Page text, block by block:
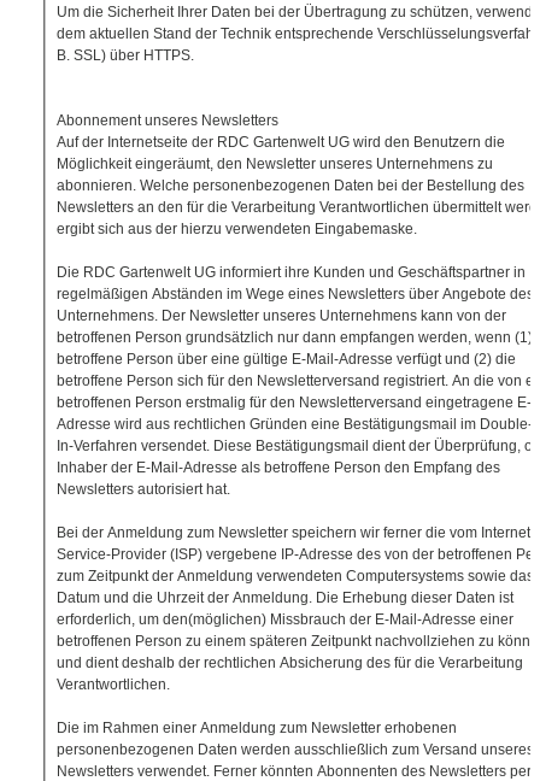
Um die Sicherheit Ihrer Daten bei der Übertragung zu schützen,
dem aktuellen Stand der Technik entsprechende
B. SSL) über HTTPS.
Abonnement unseres Newsletters
Auf der Internetseite der RDC Gartenwelt UG wird den Benutzern die
Möglichkeit eingeräumt, den Newsletter unseres Unternehmens zu
abonnieren. Welche personenbezogenen Daten bei der Bestellung des
Newsletters an den für die Verarbeitung Verantwortlichen übermittelt
ergibt sich aus der hierzu verwendeten Eingabemaske.
Die RDC Gartenwelt UG informiert ihre Kunden und Geschäftspartner in
regelmäßigen Abständen im Wege eines Newsletters über Angebote des
Unternehmens. Der Newsletter unseres Unternehmens kann von der
betroffenen Person grundsätzlich nur dann empfangen werden, wenn (1)
betroffene Person über eine gültige E-Mail-Adresse verfügt und (2) die
betroffene Person sich für den Newsletterversand registriert. An die von
betroffenen Person erstmalig für den Newsletterversand eingetragene E-
Adresse wird aus rechtlichen Gründen eine Bestätigungsmail im Double-
In-Verfahren versendet. Diese Bestätigungsmail dient der Überprüfung,
Inhaber der E-Mail-Adresse als betroffene Person den Empfang des
Newsletters autorisiert hat.
Bei der Anmeldung zum Newsletter speichern wir ferner die vom Internet-
Service-Provider (ISP) vergebene IP-Adresse des von der betroffenen
zum Zeitpunkt der Anmeldung verwendeten Computersystems sowie das
Datum und die Uhrzeit der Anmeldung. Die Erhebung dieser Daten ist
erforderlich, um den(möglichen) Missbrauch der E-Mail-Adresse einer
betroffenen Person zu einem späteren Zeitpunkt nachvollziehen zu
und dient deshalb der rechtlichen Absicherung des für die Verarbeitung
Verantwortlichen.
Die im Rahmen einer Anmeldung zum Newsletter erhobenen
personenbezogenen Daten werden ausschließlich zum Versand unseres
Newsletters verwendet. Ferner könnten Abonnenten des Newsletters per